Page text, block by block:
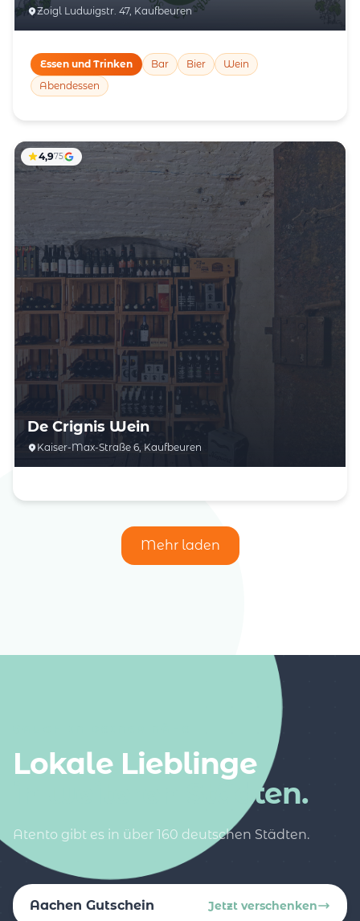
Zoigl Ludwigstr. 47, Kaufbeuren
Essen und Trinken Bar Bier
Wein
Abendessen
De Crignis Wein
Kaiser-Max-Straße 6, Kaufbeuren
4,975
Mehr laden
Lokale Lieblinge
in weiteren Städten.
Atento gibt es in über 160 deutschen Städten.
Aachen Gutschein Jetzt verschenken